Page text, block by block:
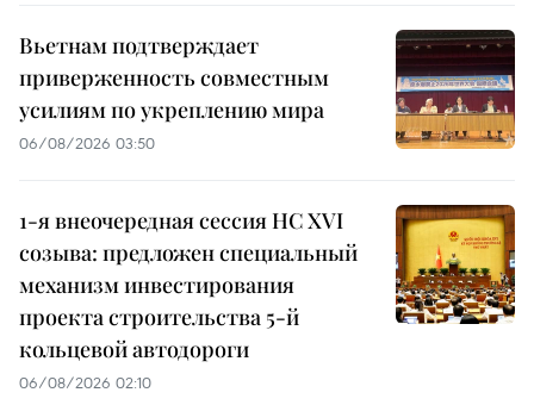
Вьетнам подтверждает
приверженность совместным
усилиям по укреплению мира
06/08/2026 03:50
1-я внеочередная сессия НС XVI
созыва: предложен специальный
механизм инвестирования
проекта строительства 5-й
кольцевой автодороги
06/08/2026 02:10